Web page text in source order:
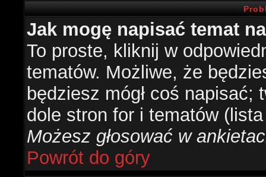
Jak mogę napisać temat
To proste, kliknij w
tematów. Możliwe, że
będziesz mógł coś
dole stron for i tematów
Możesz głosować w
Powrót do góry